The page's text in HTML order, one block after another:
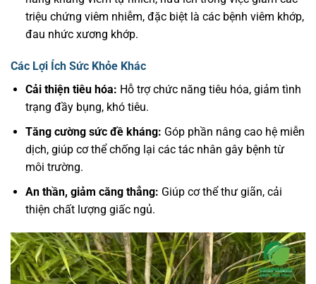
triệu chứng viêm nhiễm, đặc biệt là các bệnh viêm khớp,
đau nhức xương khớp.
Các Lợi Ích Sức Khỏe Khác
Cải thiện tiêu hóa: Hỗ trợ chức năng tiêu hóa, giảm tình
trạng đầy bụng, khó tiêu.
Tăng cường sức đề kháng: Góp phần nâng cao hệ miễn
dịch, giúp cơ thể chống lại các tác nhân gây bệnh từ
môi trường.
An thần, giảm căng thẳng: Giúp cơ thể thư giãn, cải
thiện chất lượng giấc ngủ.